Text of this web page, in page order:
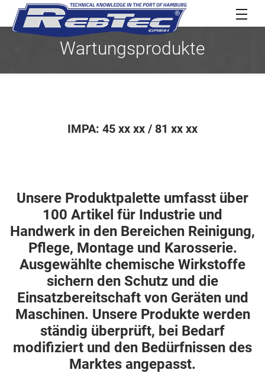
Wartungsprodukte
IMPA: 45 xx xx / 81 xx xx
Unsere Produktpalette umfasst über
100 Artikel für Industrie und
Handwerk in den Bereichen Reinigung,
Pflege, Montage und Karosserie.
Ausgewählte chemische Wirkstoffe
sichern den Schutz und die
Einsatzbereitschaft von Geräten und
Maschinen. Unsere Produkte werden
ständig überprüft, bei Bedarf
modifiziert und den Bedürfnissen des
Marktes angepasst.